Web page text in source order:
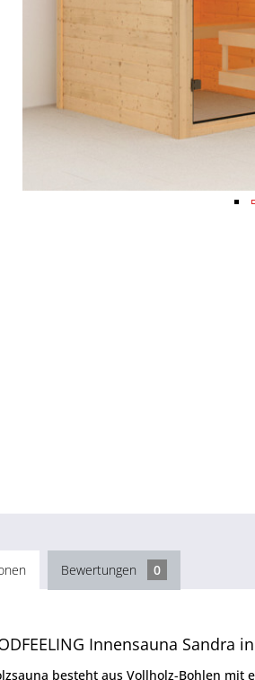
Bewertungen 0
Innensauna
besteht aus Vollholz-Bohlen